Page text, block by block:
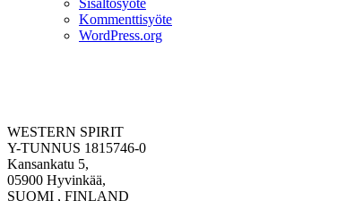
Kommenttisyöte
WordPress.org
WESTERN SPIRIT
Y-TUNNUS 1815746-0
Kansankatu 5,
05900 Hyvinkää,
SUOMI , FINLAND